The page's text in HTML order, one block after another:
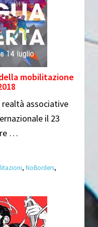
mobilitazione
associative
il 23
…
, NoBorders,